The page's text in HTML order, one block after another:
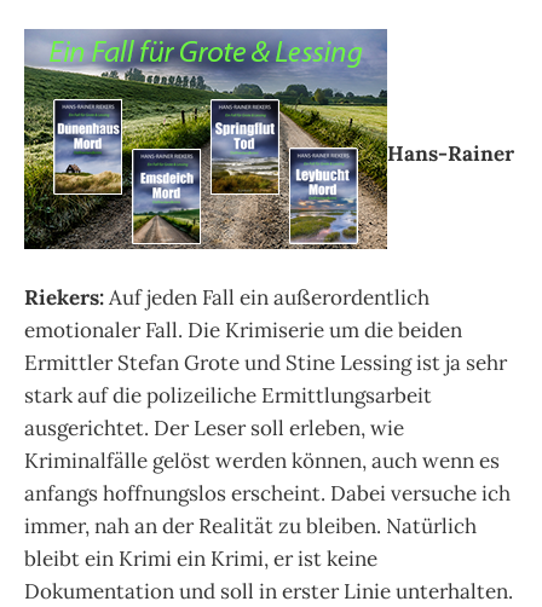
Hans-Rainer
Riekers:Auf jeden Fall ein außerordentlich
emotionaler Fall. Die Krimiserie um die beiden
Ermittler Stefan Grote und Stine Lessing ist ja sehr
stark auf die polizeiliche Ermittlungsarbeit
ausgerichtet. Der Leser soll erleben, wie
Kriminalfälle gelöst werden können, auch wenn es
anfangs hoffnungslos erscheint. Dabei versuche ich
immer, nah an der Realität zu bleiben. Natürlich
bleibt ein Krimi ein Krimi, er ist keine
Dokumentation und soll in erster Linie unterhalten.